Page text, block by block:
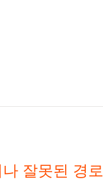
잘못된 경로